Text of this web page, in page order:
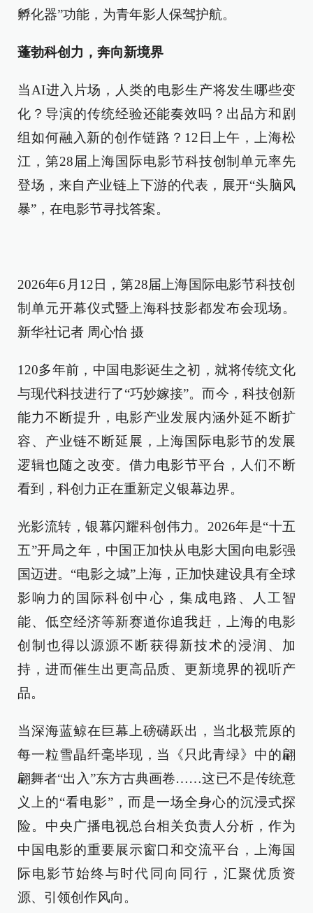
孵化器”功能，为青年影人保驾护航。
蓬勃科创力，奔向新境界
当AI进入片场，人类的电影生产将发生哪些变
化？导演的传统经验还能奏效吗？出品方和剧
组如何融入新的创作链路？12日上午，上海松
江，第28届上海国际电影节科技创制单元率先
登场，来自产业链上下游的代表，展开“头脑风
暴”，在电影节寻找答案。
2026年6月12日，第28届上海国际电影节科技创
制单元开幕仪式暨上海科技影都发布会现场。
新华社记者 周心怡 摄
120多年前，中国电影诞生之初，就将传统文化
与现代科技进行了“巧妙嫁接”。而今，科技创新
能力不断提升，电影产业发展内涵外延不断扩
容、产业链不断延展，上海国际电影节的发展
逻辑也随之改变。借力电影节平台，人们不断
看到，科创力正在重新定义银幕边界。
光影流转，银幕闪耀科创伟力。2026年是“十五
五”开局之年，中国正加快从电影大国向电影强
国迈进。“电影之城”上海，正加快建设具有全球
影响力的国际科创中心，集成电路、人工智
能、低空经济等新赛道你追我赶，上海的电影
创制也得以源源不断获得新技术的浸润、加
持，进而催生出更高品质、更新境界的视听产
品。
当深海蓝鲸在巨幕上磅礴跃出，当北极荒原的
每一粒雪晶纤毫毕现，当《只此青绿》中的翩
翩舞者“出入”东方古典画卷……这已不是传统意
义上的“看电影”，而是一场全身心的沉浸式探
险。中央广播电视总台相关负责人分析，作为
中国电影的重要展示窗口和交流平台，上海国
际电影节始终与时代同向同行，汇聚优质资
源、引领创作风向。